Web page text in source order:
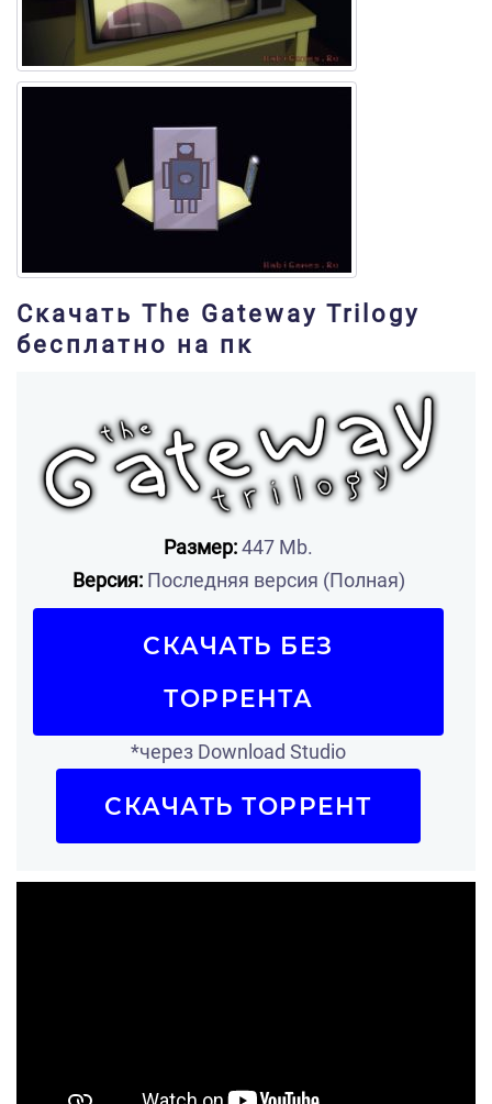
Скачать The Gateway Trilogy
бесплатно на пк
Размер:447 Mb.
Версия:Последняя версия (Полная)
СКАЧАТЬ БЕЗ
ТОРРЕНТА
*через Download Studio
СКАЧАТЬ ТОРРЕНТ